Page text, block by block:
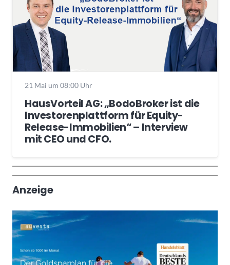
21 Mai um 08:00 Uhr
HausVorteil AG: „BodoBroker ist die
Investorenplattform für Equity-
Release-Immobilien“ – Interview
mit CEO und CFO.
Wochenrückblick
Trendthemen
Anzeige